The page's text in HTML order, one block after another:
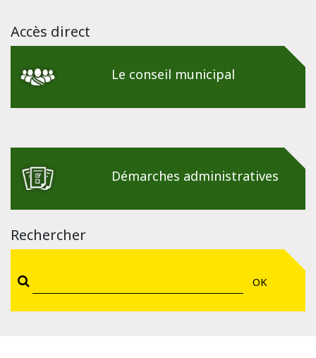
Accès direct
Le conseil municipal
Démarches administratives
Rechercher
OK